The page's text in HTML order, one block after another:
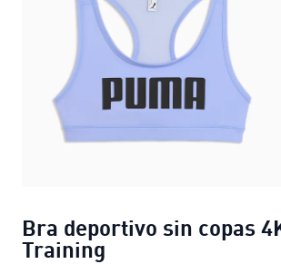
Bra deportivo sin copas
Training